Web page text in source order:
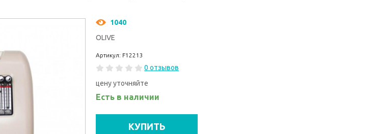
1040
OLIVE
Артикул: F12213
0 отзывов
цену уточняйте
Есть в наличии
КУПИТЬ